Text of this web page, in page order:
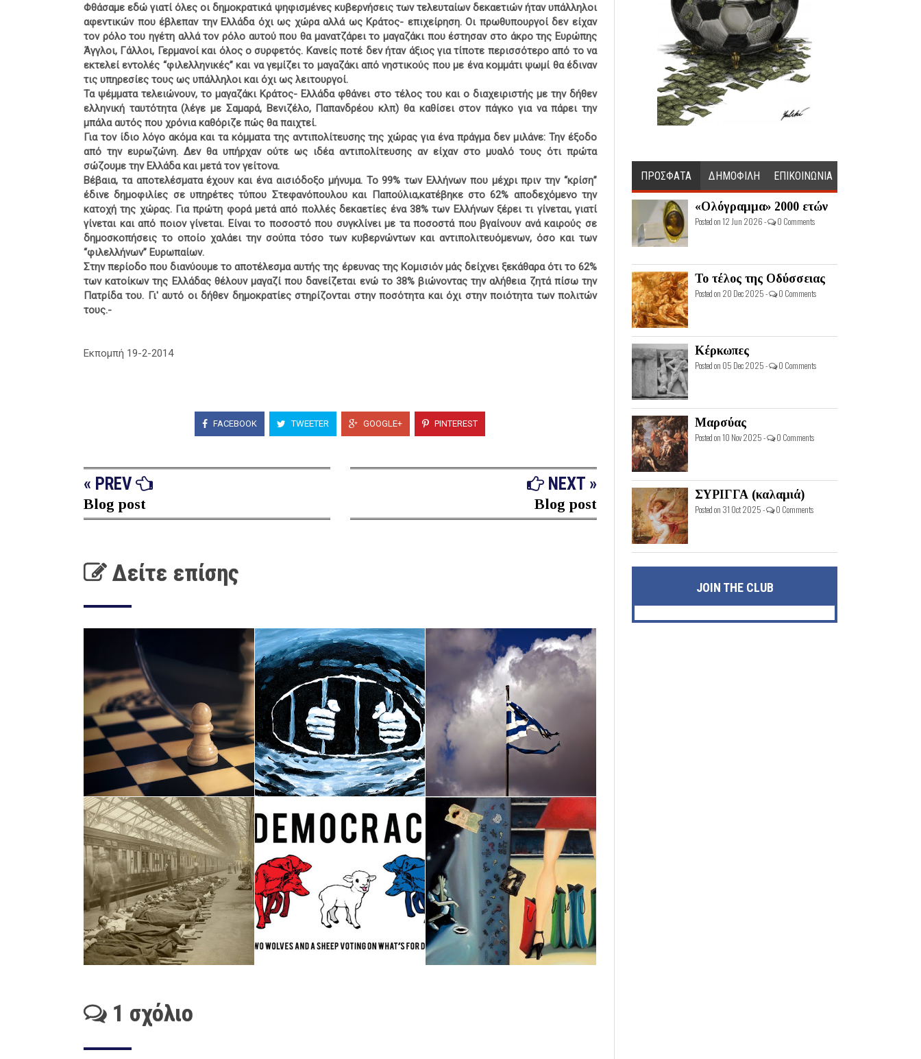
Φθάσαμε εδώ γιατί όλες οι δημοκρατικά ψηφισμένες κυβερνήσεις των τελευταίων δεκαετιών ήταν υπάλληλοι
αφεντικών που έβλεπαν την Ελλάδα όχι ως χώρα αλλά ως Κράτος- επιχείρηση. Οι πρωθυπουργοί δεν είχαν
τον ρόλο του ηγέτη αλλά τον ρόλο αυτού που θα μανατζάρει το μαγαζάκι που έστησαν στο άκρο της Ευρώπης
Άγγλοι, Γάλλοι, Γερμανοί και όλος ο συρφετός. Κανείς ποτέ δεν ήταν άξιος για τίποτε περισσότερο από το να
εκτελεί εντολές “φιλελληνικές” και να γεμίζει το μαγαζάκι από νηστικούς που με ένα κομμάτι ψωμί θα έδιναν
τις υπηρεσίες τους ως υπάλληλοι και όχι ως λειτουργοί.
Τα ψέμματα τελειώνουν, το μαγαζάκι Κράτος- Ελλάδα φθάνει στο τέλος του και ο διαχειριστής με την δήθεν
ελληνική ταυτότητα (λέγε με Σαμαρά, Βενιζέλο, Παπανδρέου κλπ) θα καθίσει στον πάγκο για να πάρει την
μπάλα αυτός που χρόνια καθόριζε πώς θα παιχτεί.
Για τον ίδιο λόγο ακόμα και τα κόμματα της αντιπολίτευσης της χώρας για ένα πράγμα δεν μιλάνε: Την έξοδο
από την ευρωζώνη. Δεν θα υπήρχαν ούτε ως ιδέα αντιπολίτευσης αν είχαν στο μυαλό τους ότι πρώτα
σώζουμε την Ελλάδα και μετά τον γείτονα.
Βέβαια, τα αποτελέσματα έχουν και ένα αισιόδοξο μήνυμα. Το 99% των Ελλήνων που μέχρι πριν την “κρίση”
έδινε δημοφιλίες σε υπηρέτες τύπου Στεφανόπουλου και Παπούλια,κατέβηκε στο 62% αποδεχόμενο την
κατοχή της χώρας. Για πρώτη φορά μετά από πολλές δεκαετίες ένα 38% των Ελλήνων ξέρει τι γίνεται, γιατί
γίνεται και από ποιον γίνεται. Είναι το ποσοστό που συγκλίνει με τα ποσοστά που βγαίνουν ανά καιρούς σε
δημοσκοπήσεις το οποίο χαλάει την σούπα τόσο των κυβερνώντων και αντιπολιτευόμενων, όσο και των
“φιλελλήνων” Ευρωπαίων.
Στην περίοδο που διανύουμε το αποτέλεσμα αυτής της έρευνας της Κομισιόν μάς δείχνει ξεκάθαρα ότι το 62%
των κατοίκων της Ελλάδας θέλουν μαγαζί που δανείζεται ενώ το 38% βιώνοντας την αλήθεια ζητά πίσω την
Πατρίδα του. Γι' αυτό οι δήθεν δημοκρατίες στηρίζονται στην ποσότητα και όχι στην ποιότητα των πολιτών
τους.-
Εκπομπή 19-2-2014
FACEBOOK TWEETER GOOGLE+ PINTEREST
« PREV
Blog post
NEXT »
Blog post
Δείτε επίσης
1 σχόλιο
ΠΡΟΣΦΑΤΑ ΔΗΜΟΦΙΛΗ ΕΠΙΚΟΙΝΩΝΙΑ
«Ολόγραμμα» 2000 ετών
Posted on 12 Jun 2026 - 0 Comments
Το τέλος της Οδύσσειας
Posted on 20 Dec 2025 - 0 Comments
Κέρκωπες
Posted on 05 Dec 2025 - 0 Comments
Μαρσύας
Posted on 10 Nov 2025 - 0 Comments
ΣΥΡΙΓΓΑ (καλαμιά)
Posted on 31 Oct 2025 - 0 Comments
JOIN THE CLUB